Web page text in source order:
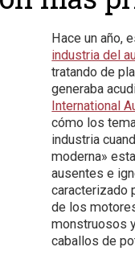
Hace un año,
industria del
tratando de
generaba
International
cómo los
industria
moderna»
ausentes e
caracterizado
de los
monstruosos
caballos de